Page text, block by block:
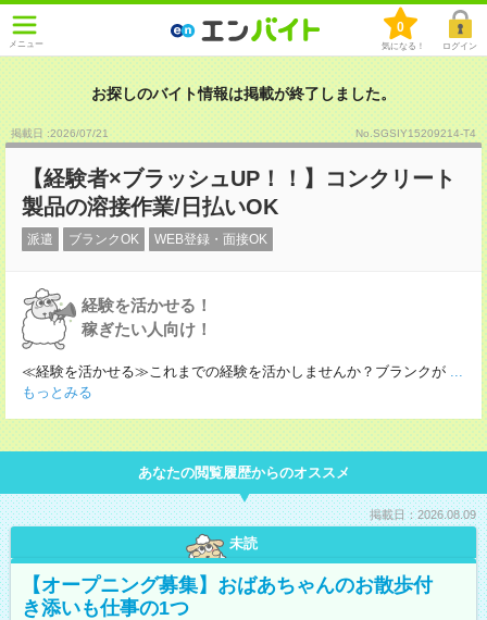
メニュー
0
気になる！ ログイン
お探しのバイト情報は掲載が終了しました。
掲載日 :2026/07/21 No.SGSIY15209214-T4
【経験者×ブラッシュUP！！】コンクリート
製品の溶接作業/日払いOK
派遣 ブランクOK WEB登録・面接OK
経験を活かせる！
稼ぎたい人向け！
≪経験を活かせる≫これまでの経験を活かしませんか？ブランクが ...
もっとみる
あなたの閲覧履歴からのオススメ
掲載日：2026.08.09
未読
【オープニング募集】おばあちゃんのお散歩付
き添いも仕事の1つ